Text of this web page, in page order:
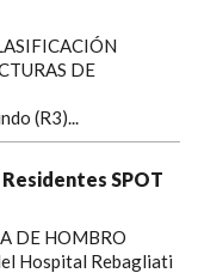
DE
(R3)...
SPOT
DE HOMBRO
Hospital Rebagliati